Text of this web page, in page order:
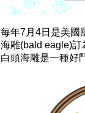
每年7月4日是美國
海雕(bald eagle)訂